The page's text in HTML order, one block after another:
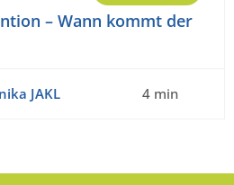
– Wann kommt der
JAKL 4 min